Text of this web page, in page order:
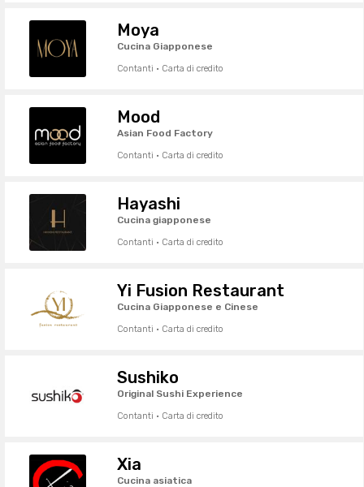
Moya
Cucina Giapponese
Contanti · Carta di credito
Mood
Asian Food Factory
Contanti · Carta di credito
Hayashi
Cucina giapponese
Contanti · Carta di credito
Yi Fusion Restaurant
Cucina Giapponese e Cinese
Contanti · Carta di credito
Sushiko
Original Sushi Experience
Contanti · Carta di credito
Xia
Cucina asiatica